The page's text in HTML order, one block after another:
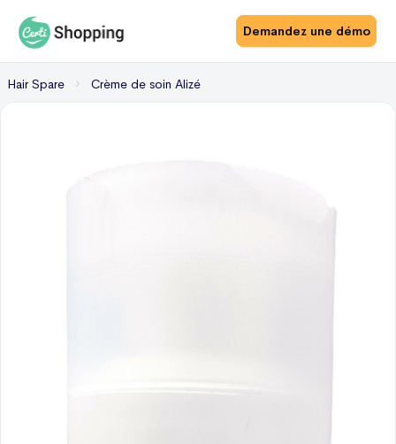
Demandez une démo
Hair Spare Crème de soin Alizé